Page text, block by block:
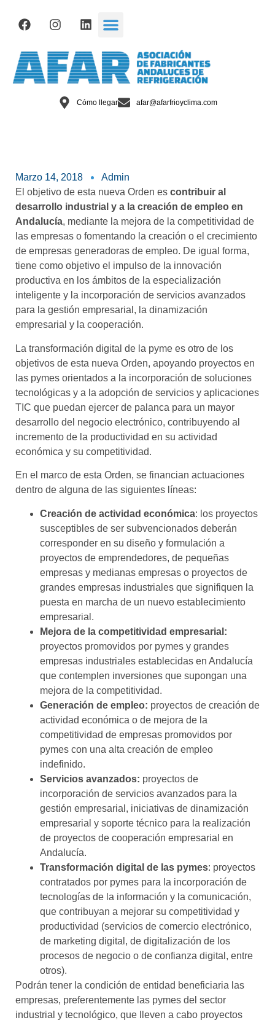
Cómo llegar afar@afarfrioyclima.com
Marzo 14, 2018
Admin
El objetivo de esta nueva Orden es contribuir al
desarrollo industrial y a la creación de empleo en
Andalucía, mediante la mejora de la competitividad de
las empresas o fomentando la creación o el crecimiento
de empresas generadoras de empleo. De igual forma,
tiene como objetivo el impulso de la innovación
productiva en los ámbitos de la especialización
inteligente y la incorporación de servicios avanzados
para la gestión empresarial, la dinamización
empresarial y la cooperación.
La transformación digital de la pyme es otro de los
objetivos de esta nueva Orden, apoyando proyectos en
las pymes orientados a la incorporación de soluciones
tecnológicas y a la adopción de servicios y aplicaciones
TIC que puedan ejercer de palanca para un mayor
desarrollo del negocio electrónico, contribuyendo al
incremento de la productividad en su actividad
económica y su competitividad.
En el marco de esta Orden, se financian actuaciones
dentro de alguna de las siguientes líneas:
Creación de actividad económica: los proyectos
susceptibles de ser subvencionados deberán
corresponder en su diseño y formulación a
proyectos de emprendedores, de pequeñas
empresas y medianas empresas o proyectos de
grandes empresas industriales que signifiquen la
puesta en marcha de un nuevo establecimiento
empresarial.
Mejora de la competitividad empresarial:
proyectos promovidos por pymes y grandes
empresas industriales establecidas en Andalucía
que contemplen inversiones que supongan una
mejora de la competitividad.
Generación de empleo: proyectos de creación de
actividad económica o de mejora de la
competitividad de empresas promovidos por
pymes con una alta creación de empleo
indefinido.
Servicios avanzados: proyectos de
incorporación de servicios avanzados para la
gestión empresarial, iniciativas de dinamización
empresarial y soporte técnico para la realización
de proyectos de cooperación empresarial en
Andalucía.
Transformación digital de las pymes: proyectos
contratados por pymes para la incorporación de
tecnologías de la información y la comunicación,
que contribuyan a mejorar su competitividad y
productividad (servicios de comercio electrónico,
de marketing digital, de digitalización de los
procesos de negocio o de confianza digital, entre
otros).
Podrán tener la condición de entidad beneficiaria las
empresas, preferentemente las pymes del sector
industrial y tecnológico, que lleven a cabo proyectos